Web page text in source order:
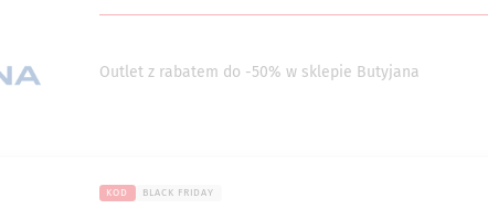
Outlet z rabatem do -50% w sklepie Butyjana
KOD BLACK FRIDAY